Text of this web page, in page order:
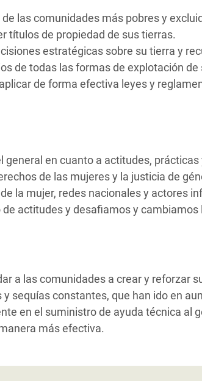
las comunidades más pobres y
títulos de propiedad de sus tierras.
estratégicas sobre su tierra y
de todas las formas de explotación de
de forma efectiva leyes y
en cuanto a actitudes, prácticas
de las mujeres y la justicia de
la mujer, redes nacionales y actores
actitudes y desafiamos y cambiamos
a las comunidades a crear y reforzar
sequías constantes, que han ido en
en el suministro de ayuda técnica al
más efectiva.